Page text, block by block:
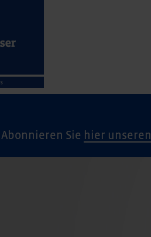
Abonnieren Sie hier unseren